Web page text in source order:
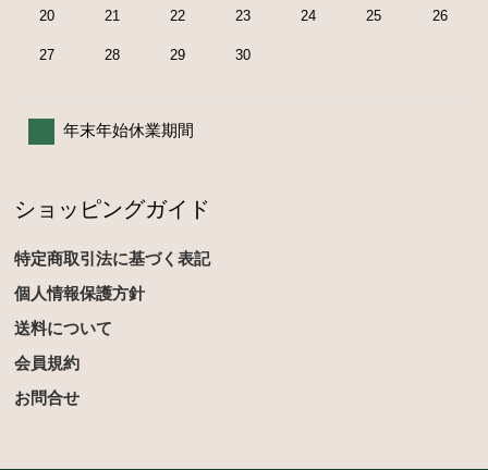
20 21 22 23 24 25 26
27 28 29 30
年末年始休業期間
ショッピングガイド
特定商取引法に基づく表記
個人情報保護方針
送料について
会員規約
お問合せ